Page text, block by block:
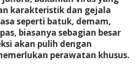
karakteristik dan gejala
seperti batuk, demam,
biasanya sebagian besar
akan pulih dengan
perawatan khusus.